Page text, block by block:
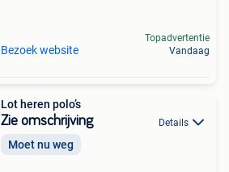
Bezoek website
Topadvertentie
Vandaag
Lot heren polo’s
Zie omschrijving Details
Moet nu weg